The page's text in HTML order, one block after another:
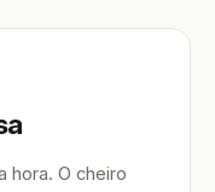
hora. O cheiro